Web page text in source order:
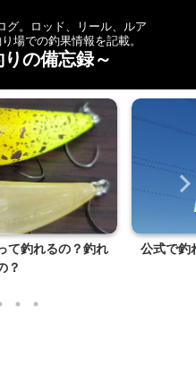
グ。ロッド、リール、ルア
場での釣果情報を記載。
の備忘録～
て釣れるの？釣れ
？
公式で釣